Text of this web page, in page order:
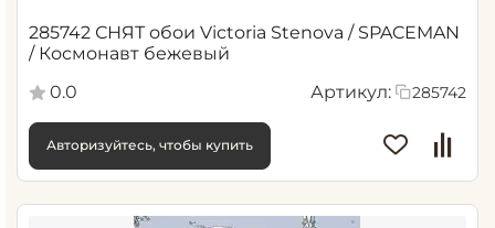
285742 СНЯТ обои Victoria Stenova / SPACEMAN
/ Космонавт бежевый
0.0
Артикул: 285742
Авторизуйтесь, чтобы купить